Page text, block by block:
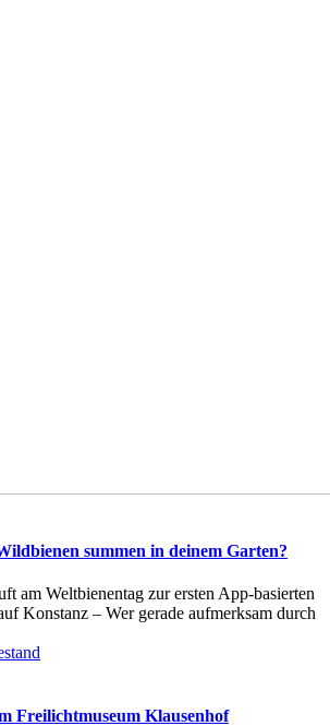
summen in deinem Garten?
am Weltbienentag zur ersten App-basierten
Konstanz – Wer gerade aufmerksam durch
Freilichtmuseum Klausenhof